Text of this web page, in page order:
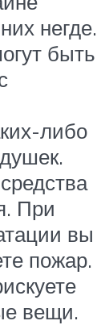
негде.
быть
либо
При
вы
пожар.
вещи.